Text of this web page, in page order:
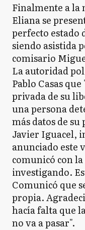
Finalmente a la
Eliana se
perfecto estado
siendo asistida
comisario
La autoridad
Pablo Casas
privada de su
una persona
más datos de
Javier Iguacel,
anunciado este
comunicó con
investigando.
Comunicó que
propia.
hacía falta que
no va a pasar".